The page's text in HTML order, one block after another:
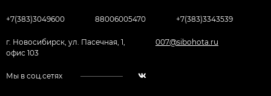
+7(383)3049600 88006005470 +7(383)3343539
г. Новосибирск, ул. Пасечная, 1,
офис 103
007@sibohota.ru
Мы в соц.сетях